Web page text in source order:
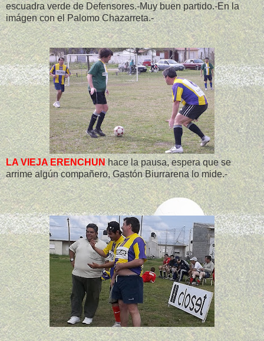
escuadra verde de Defensores.-Muy buen partido.-En la
imágen con el Palomo Chazarreta.-
LA VIEJA ERENCHUNhace la pausa, espera que se
arrime algún compañero, Gastón Biurrarena lo mide.-